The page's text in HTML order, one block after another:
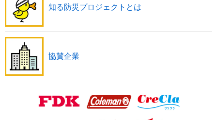
知る防災プロジェクトとは
協賛企業